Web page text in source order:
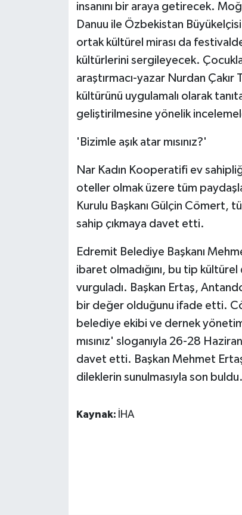
insanını bir araya getirecek.
Danuu ile Özbekistan Büyükelçisi
ortak kültürel mirası da
kültürlerini sergileyecek.
araştırmacı-yazar Nurdan
kültürünü uygulamalı olarak
geliştirilmesine yönelik
'Bizimle aşık atar mısınız?'
Nar Kadın Kooperatifi ev
oteller olmak üzere tüm
Kurulu Başkanı Gülçin Cömert,
sahip çıkmaya davet etti.
Edremit Belediye Başkanı
ibaret olmadığını, bu tip
vurguladı. Başkan Ertaş,
bir değer olduğunu ifade etti.
belediye ekibi ve dernek
mısınız' sloganıyla 26-28
davet etti. Başkan Mehmet
dileklerin sunulmasıyla son buldu.
Kaynak: İHA